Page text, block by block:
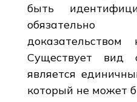
быть
доказательством
Существует вид
является
который не может